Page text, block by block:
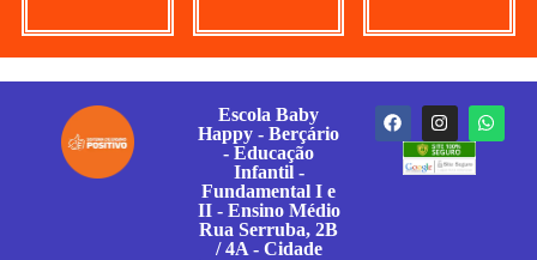
Escola Baby
Happy - Berçário
- Educação
Infantil -
Fundamental I e
II - Ensino Médio
Rua Serruba, 2B
/ 4A - Cidade